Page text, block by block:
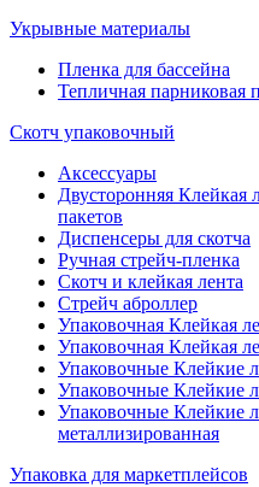
Укрывные материалы
Пленка для бассейна
Тепличная парниковая
Скотч упаковочный
Аксессуары
Двусторонняя Клейкая
пакетов
Диспенсеры для скотча
Ручная стрейч-пленка
Скотч и клейкая лента
Стрейч аброллер
Упаковочная Клейкая
Упаковочная Клейкая
Упаковочные Клейкие
Упаковочные Клейкие
Упаковочные Клейкие
металлизированная
Упаковка для маркетплейсов